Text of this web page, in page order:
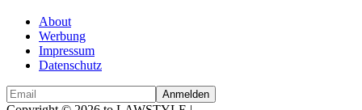
About
Werbung
Impressum
Datenschutz